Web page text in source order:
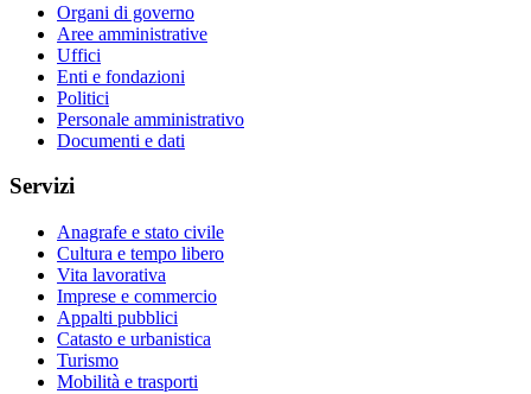
Organi di governo
Aree amministrative
Uffici
Enti e fondazioni
Politici
Personale amministrativo
Documenti e dati
Servizi
Anagrafe e stato civile
Cultura e tempo libero
Vita lavorativa
Imprese e commercio
Appalti pubblici
Catasto e urbanistica
Turismo
Mobilità e trasporti